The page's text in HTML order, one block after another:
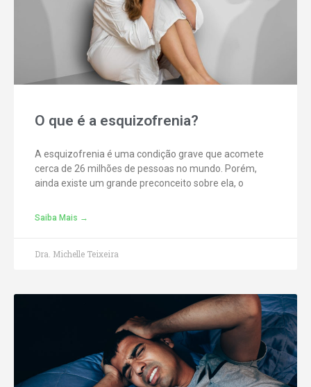
O que é a esquizofrenia?
A esquizofrenia é uma condição grave que acomete
cerca de 26 milhões de pessoas no mundo. Porém,
ainda existe um grande preconceito sobre ela, o
Saiba Mais →
Dra. Michelle Teixeira